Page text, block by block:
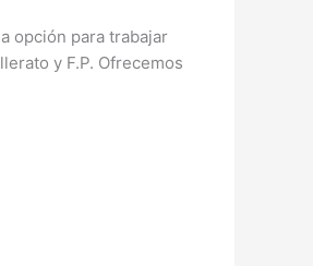
opción para trabajar
y F.P. Ofrecemos